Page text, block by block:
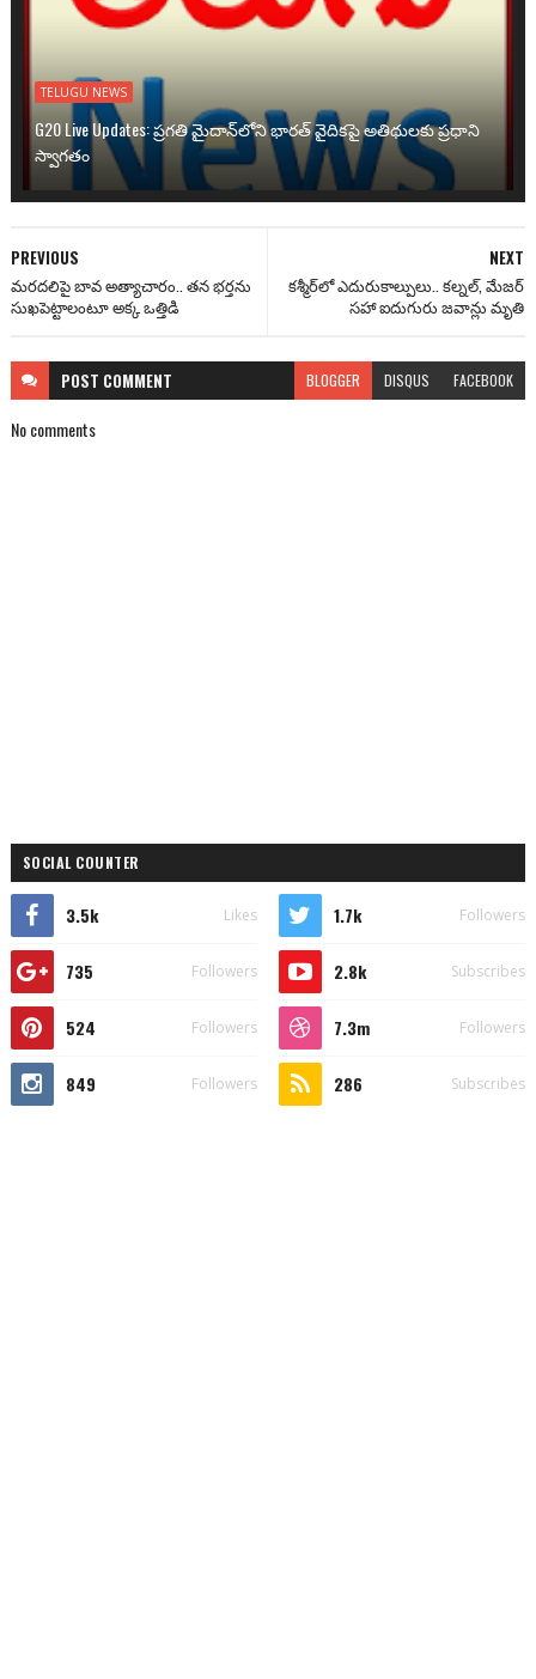
TELUGU NEWS
G20 Live Updates: ప్రగతి మైదాన్‌లోని భారత్ వైదికపై అతిథులకు ప్రధాని
స్వాగతం
NEXT
కశ్మీర్‌లో ఎదురుకాల్పులు.. కల్నల్, మేజర్
సహా ఐదుగురు జవాన్లు మృతి
PREVIOUS
మరదలిపై బావ అత్యాచారం.. తన భర్తను
సుఖపెట్టాలంటూ అక్క ఒత్తిడి
POST COMMENT BLOGGER DISQUS FACEBOOK
No comments
SOCIAL COUNTER
3.5k Likes 1.7k Followers
735 Followers 2.8k Subscribes
524 Followers 7.3m Followers
849 Followers 286 Subscribes